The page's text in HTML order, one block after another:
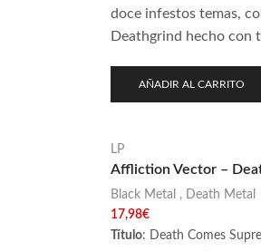
doce infestos temas,
Deathgrind hecho con
AÑADIR AL CARRITO
LP
Affliction Vector –
Black Metal , Death Metal
17,98€
Título: Death Comes